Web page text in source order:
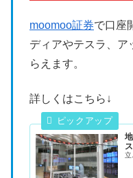
moomoo証券で口座
ディアやテスラ、ア
らえます。
詳しくはこちら↓
立